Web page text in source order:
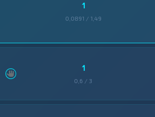
1
0,0891 / 1,49
1
0,6 / 3